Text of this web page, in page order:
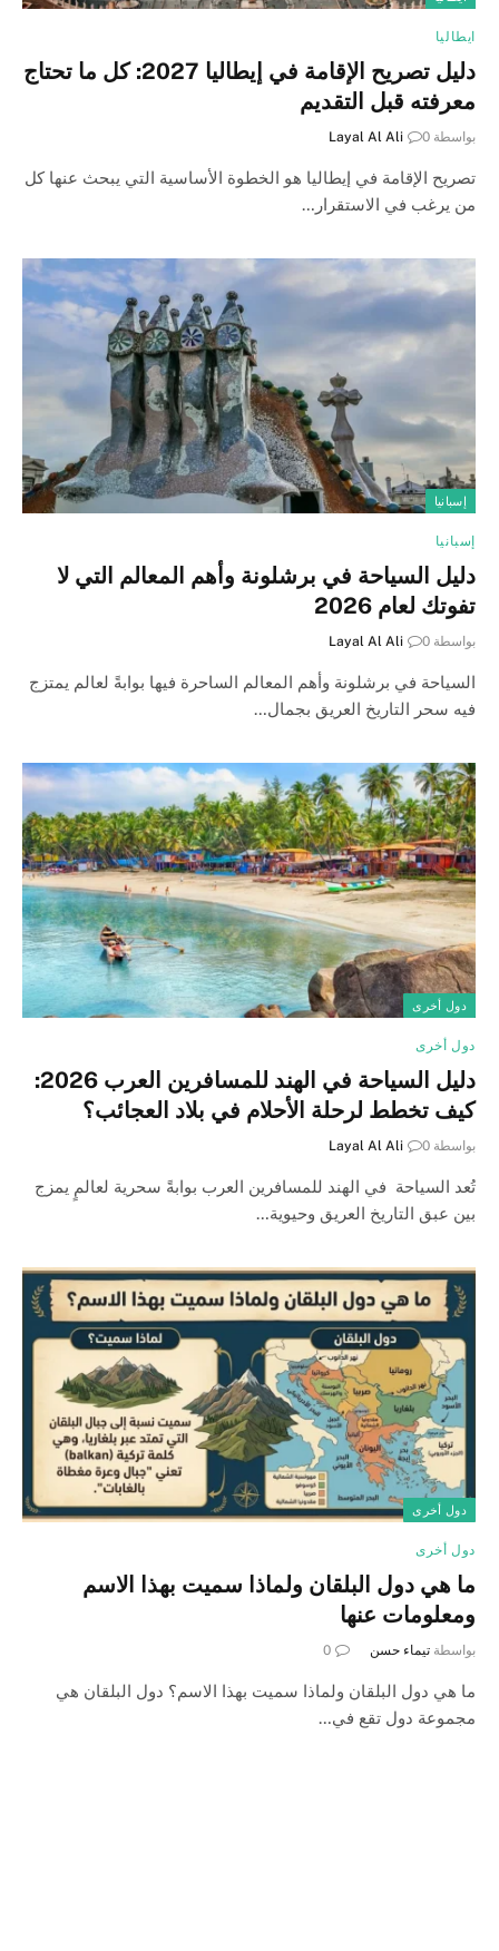
ايطاليا
دليل تصريح الإقامة في إيطاليا 2027: كل ما تحتاج
معرفته قبل التقديم
بواسطة Layal Al Ali 0
تصريح الإقامة في إيطاليا هو الخطوة الأساسية التي يبحث عنها كل
من يرغب في الاستقرار…
إسبانيا
إسبانيا
دليل السياحة في برشلونة وأهم المعالم التي لا
تفوتك لعام 2026
بواسطة Layal Al Ali 0
السياحة في برشلونة وأهم المعالم الساحرة فيها بوابةً لعالم يمتزج
فيه سحر التاريخ العريق بجمال…
دول أخرى
دول أخرى
دليل السياحة في الهند للمسافرين العرب 2026:
كيف تخطط لرحلة الأحلام في بلاد العجائب؟
بواسطة Layal Al Ali 0
تُعد السياحة في الهند للمسافرين العرب بوابةً سحرية لعالمٍ يمزج
بين عبق التاريخ العريق وحيوية…
دول أخرى
دول أخرى
ما هي دول البلقان ولماذا سميت بهذا الاسم
ومعلومات عنها
بواسطة تيماء حسن 0
ما هي دول البلقان ولماذا سميت بهذا الاسم؟ دول البلقان هي
مجموعة دول تقع في…